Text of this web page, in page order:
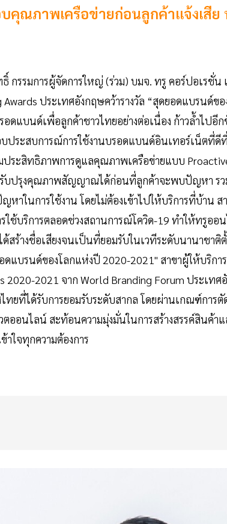
คุณภาพเครือข่ายก่อนลูกค้าแจ้งเสี
กรรมการผู้จัดการใหญ่ (ร่วม) บมจ. ทรู คอร์ปอเรชั่น
ประเทศอังกฤษคว้ารางวัล “สุดยอดแบรนด์ข
ดแบนด์เพื่อลูกค้าชาวไทยอย่างต่อเนื่อง ก้าวล้ำไปอี
ประสบการณ์การใช้งานบรอดแบนด์อินเทอร์เน็ตที่ดี
มประสิทธิภาพการดูแลคุณภาพเครือข่ายแบบ
บปรุงคุณภาพสัญญาณได้ก่อนที่ลูกค้าจะพบปัญหา รว
ในการใช้งาน โดยไม่ต้องเข้าไปให้บริการที่บ้าน สา
ใช้บริการตลอดช่วงสถานการณ์โควิด-19 ทำให้ทรูอ
ด้สร้างชื่อเสียงจนเป็นที่ยอมรับในเวทีระดับนานาชา
ดแบรนด์ของโลกแห่งปี 2020-2021" สาขาผู้ให้บริก
2020-2021 จาก World Branding Forum ประเท
ทยที่ได้รับการยอมรับระดับสากล โดยผ่านเกณฑ์การ
ตออนไลน์ สะท้อนความมุ่งมั่นในการสร้างสรรค์สินค้
าใจทุกความต้องการ